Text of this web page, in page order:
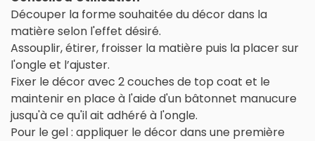
Découper la forme souhaitée du décor dans la
matière selon l'effet désiré.
Assouplir, étirer, froisser la matière puis la placer sur
l'ongle et l’ajuster.
Fixer le décor avec 2 couches de top coat et le
maintenir en place à l'aide d'un bâtonnet manucure
jusqu'à ce qu'il ait adhéré à l'ongle.
Pour le gel : appliquer le décor dans une première